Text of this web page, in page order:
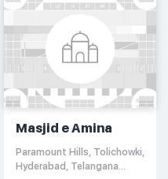
Masjid e Amina
Paramount Hills, Tolichowki,
Hyderabad, Telangana